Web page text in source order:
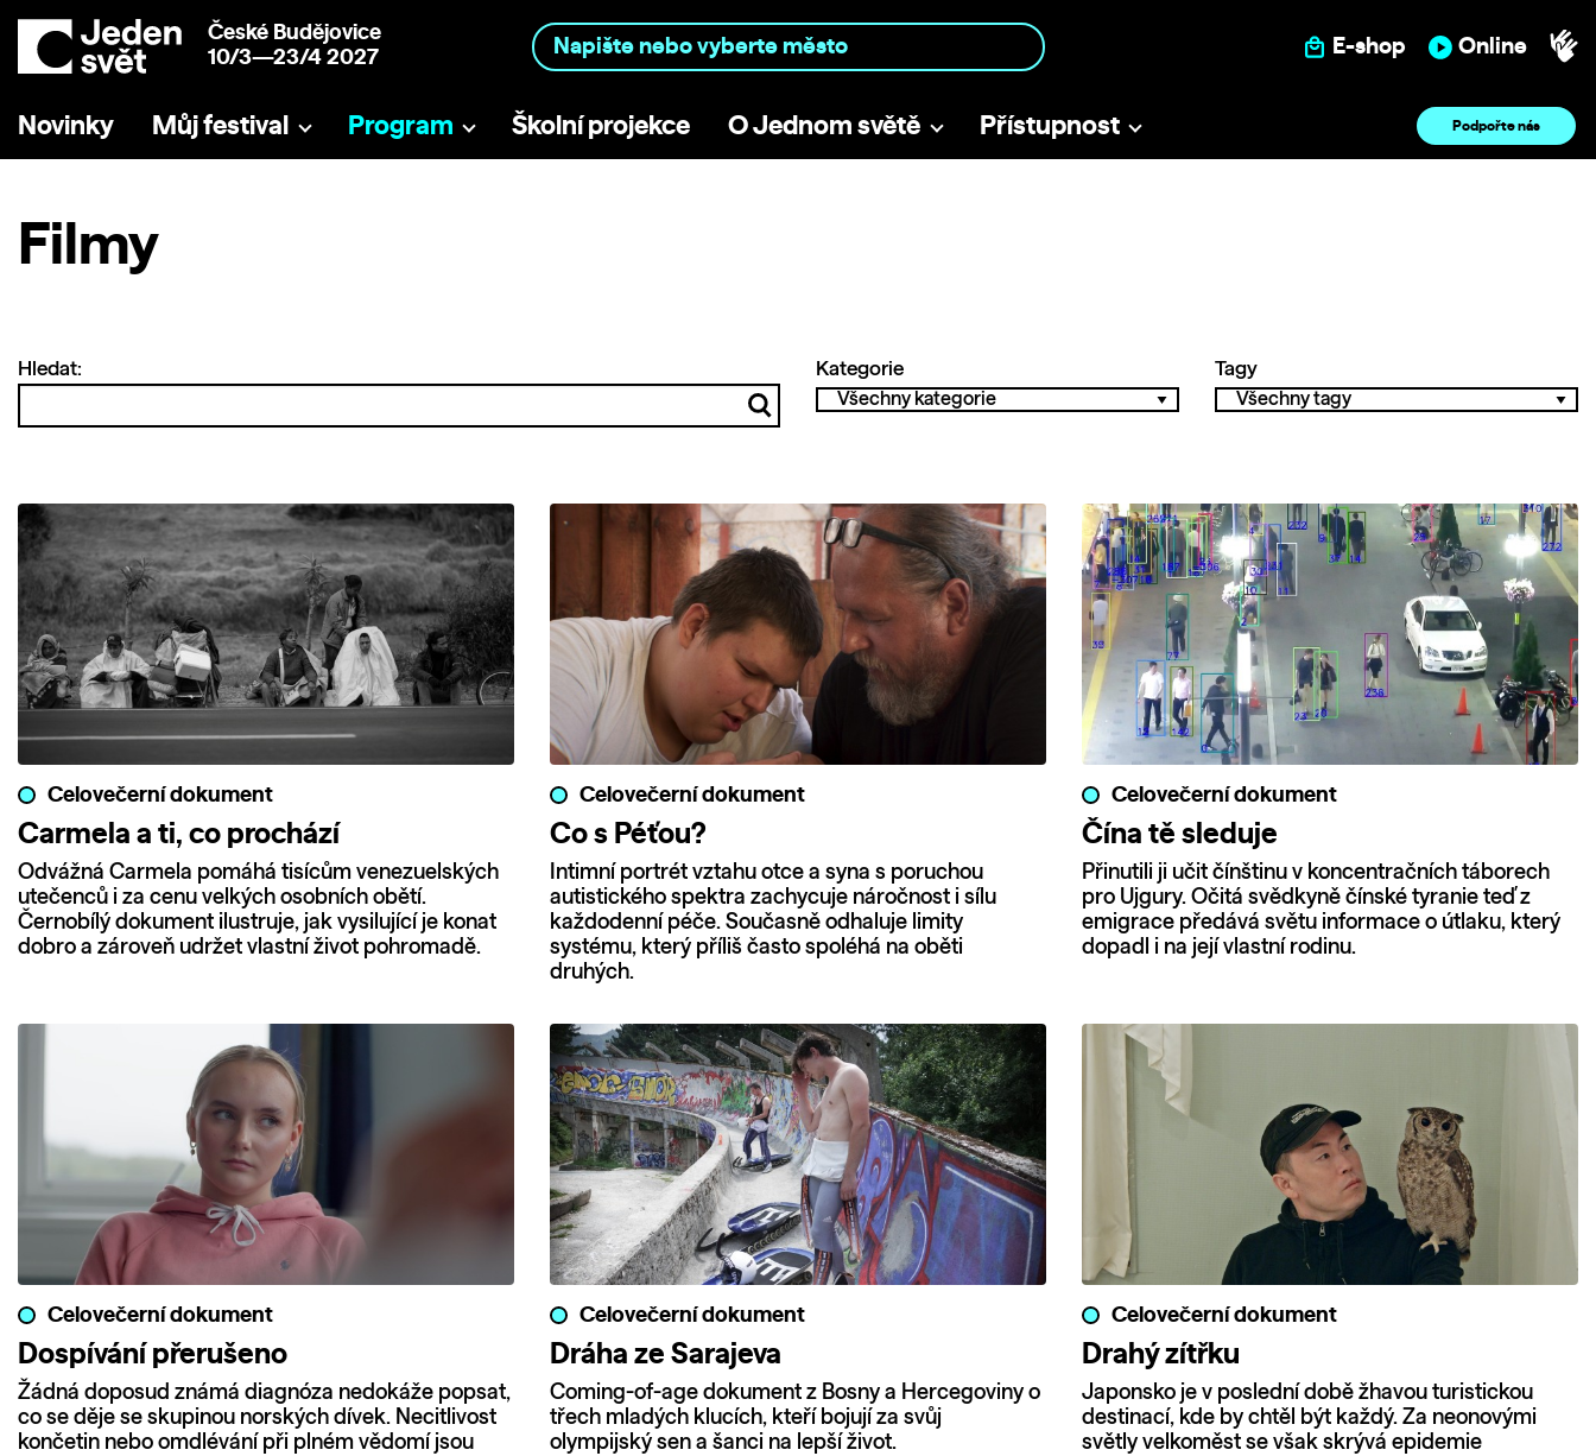
České Budějovice
10/3—23/4 2027
E-shop Online
Novinky Můj festival Program Školní projekce O Jednom světě Přístupnost Podpořte nás
Filmy
Hledat: Kategorie Tagy
Celovečerní dokument
Carmela a ti, co prochází
Odvážná Carmela pomáhá tisícům venezuelských
utečenců i za cenu velkých osobních obětí.
Černobílý dokument ilustruje, jak vysilující je konat
dobro a zároveň udržet vlastní život pohromadě.
Celovečerní dokument
Co s Péťou?
Intimní portrét vztahu otce a syna s poruchou
autistického spektra zachycuje náročnost i sílu
každodenní péče. Současně odhaluje limity
systému, který příliš často spoléhá na oběti
druhých.
Celovečerní dokument
Čína tě sleduje
Přinutili ji učit čínštinu v koncentračních táborech
pro Ujgury. Očitá svědkyně čínské tyranie teď z
emigrace předává světu informace o útlaku, který
dopadl i na její vlastní rodinu.
Celovečerní dokument
Dospívání přerušeno
Žádná doposud známá diagnóza nedokáže popsat,
co se děje se skupinou norských dívek. Necitlivost
končetin nebo omdlévání při plném vědomí jsou
Celovečerní dokument
Dráha ze Sarajeva
Coming-of-age dokument z Bosny a Hercegoviny o
třech mladých klucích, kteří bojují za svůj
olympijský sen a šanci na lepší život.
Celovečerní dokument
Drahý zítřku
Japonsko je v poslední době žhavou turistickou
destinací, kde by chtěl být každý. Za neonovými
světly velkoměst se však skrývá epidemie